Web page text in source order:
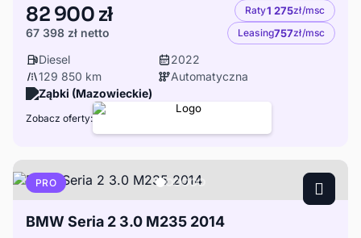
82 900 zł
67 398 zł netto
Raty1 275zł/msc
Leasing757zł/msc
Diesel
2022
129 850 km
Automatyczna
Ząbki (Mazowieckie)
Zobacz oferty:
PRO
BMW Seria 2 3.0 M235 2014